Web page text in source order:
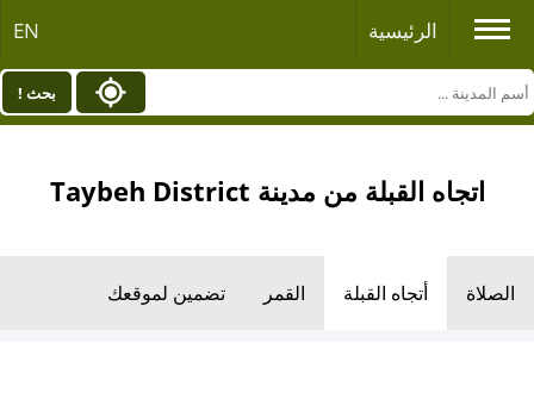
الرئيسية EN
بحث !
اتجاه القبلة من مدينة Taybeh District
الصلاة أتجاه القبلة القمر تضمين لموقعك